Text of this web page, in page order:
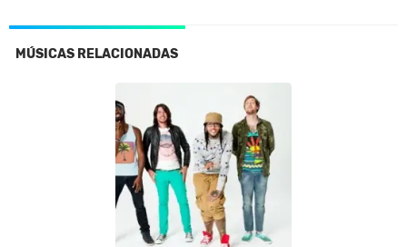
MÚSICAS RELACIONADAS